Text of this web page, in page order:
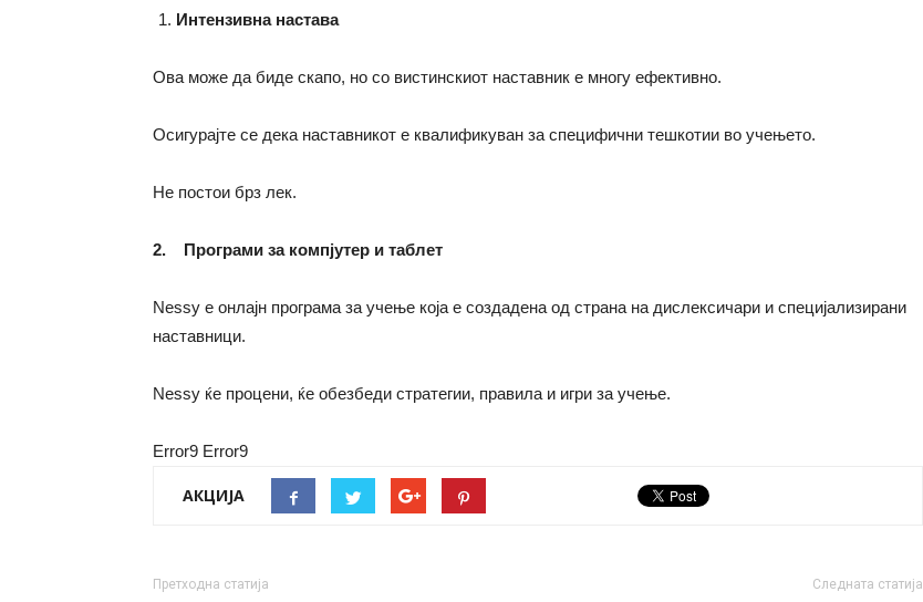
Интензивна настава
Ова може да биде скапо, но со вистинскиот наставник е многу ефективно.
Осигурајте се дека наставникот е квалификуван за специфични тешкотии во учењето.
Не постои брз лек.
2. Програми за компјутер и таблет
Nessy е онлајн програма за учење која е создадена од страна на дислексичари и специјализирани
наставници.
Nessy ќе процени, ќе обезбеди стратегии, правила и игри за учење.
Error9 Error9
АКЦИЈА
Претходна статија Следната статија